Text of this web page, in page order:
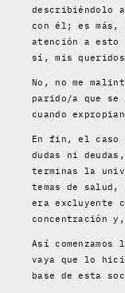
describiéndolo
con él; es
atención a esto
sí, mis
No, no me
parido/a que se
cuando
En fin, el caso
dudas ni
terminas la
temas de
era excluyente
concentración
Así
vaya que lo
base de esta